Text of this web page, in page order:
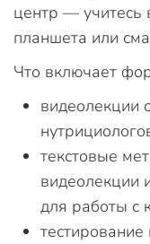
центр — учитесь
планшета или
Что включает
видеолекции
текстовые
видеолекции
для работы с